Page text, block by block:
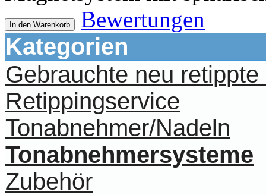
In den Warenkorb Bewertungen
Kategorien
Gebrauchte neu
Retippingservice
Tonabnehmer/Nadeln
Tonabnehmersysteme
Zubehör